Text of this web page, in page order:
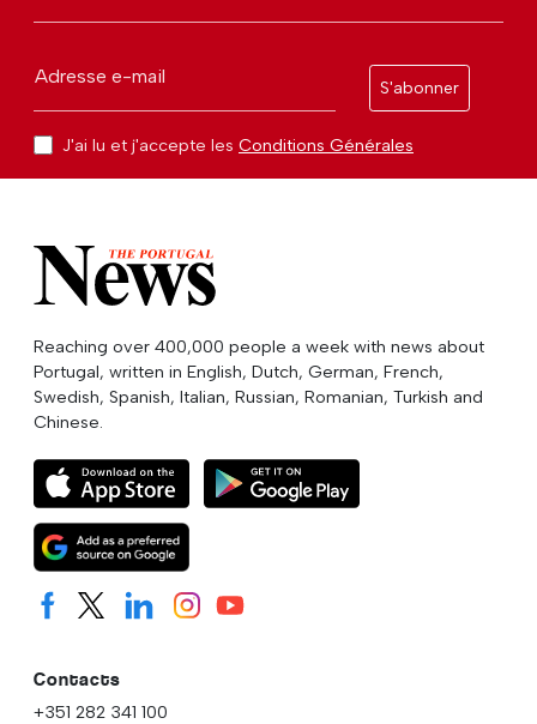
Adresse e-mail
S'abonner
J'ai lu et j'accepte les Conditions Générales
Reaching over 400,000 people a week with news about
Portugal, written in English, Dutch, German, French,
Swedish, Spanish, Italian, Russian, Romanian, Turkish and
Chinese.
Contacts
+351 282 341 100